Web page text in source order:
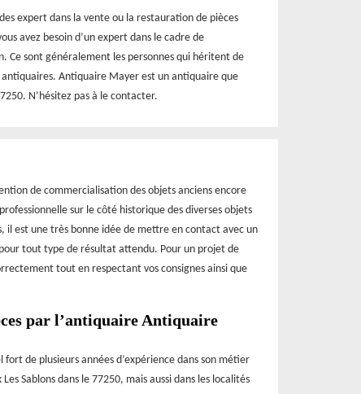
expert dans la vente ou la restauration de pièces
avez besoin d’un expert dans le cadre de
Ce sont généralement les personnes qui héritent de
antiquaires. Antiquaire Mayer est un antiquaire que
N’hésitez pas à le contacter.
de commercialisation des objets anciens encore
sur le côté historique des diverses objets
il est une très bonne idée de mettre en contact avec un
tout type de résultat attendu. Pour un projet de
tout en respectant vos consignes ainsi que
par l’antiquaire Antiquaire
de plusieurs années d’expérience dans son métier
Sablons dans le 77250, mais aussi dans les localités